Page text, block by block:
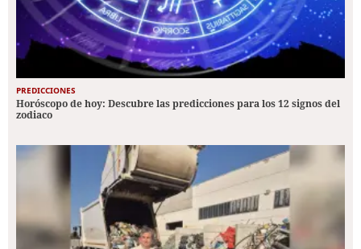
PREDICCIONES
Horóscopo de hoy: Descubre las predicciones para los 12 signos del
zodiaco